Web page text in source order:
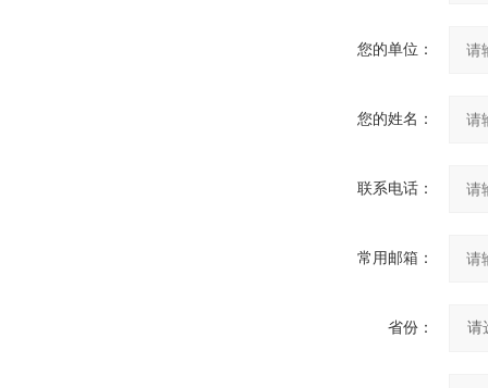
您的单位：
您的姓名：
联系电话：
常用邮箱：
省份：